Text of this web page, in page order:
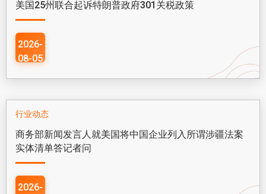
美国25州联合起诉特朗普政府301关税政策
2026-
08-05
行业动态
商务部新闻发言人就美国将中国企业列入所谓涉疆法案
实体清单答记者问
2026-